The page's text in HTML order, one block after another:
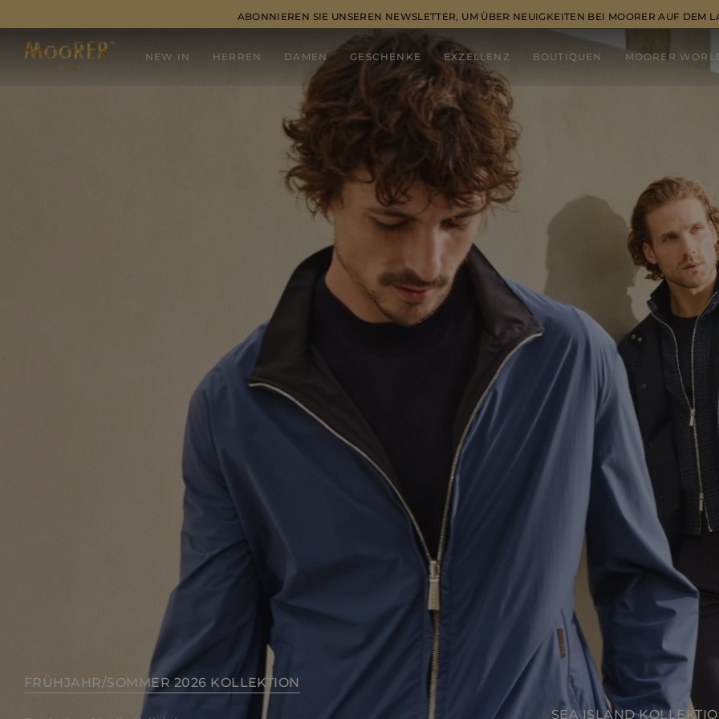
ABONNIEREN SIE UNSEREN NEWSLETTER, UM ÜBER NEUIGKEITEN BEI MOORER AUF DEM
NEW IN HERREN DAMEN GESCHENKE EXZELLENZ BOUTIQUEN MOORER
SEA ISLAND KOLLEKTION
FRÜHJAHR/SOMMER 2026 KOLLEKTION
SEA ISLAND